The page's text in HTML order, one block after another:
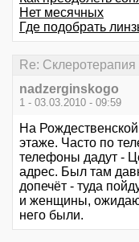
Нет месячных
Где подобрать
Re: Склеротерапия
nadzerginskogo
1 - 03.03.2010 - 09:59
На
этаже. Часто по
телефоны дадут -
адрес. Был там
допечёт - туда
и женщины,
него были.